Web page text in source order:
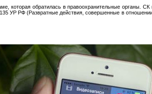
которая обратилась в правоохранительные органы.
УР РФ (Развратные действия, совершенные в